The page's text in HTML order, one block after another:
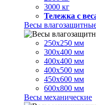
3000 кг
Тележка с
Весы
250х250 мм
300х400 мм
400х400 мм
400х500 мм
450х600 мм
600х800 мм
Весы механические